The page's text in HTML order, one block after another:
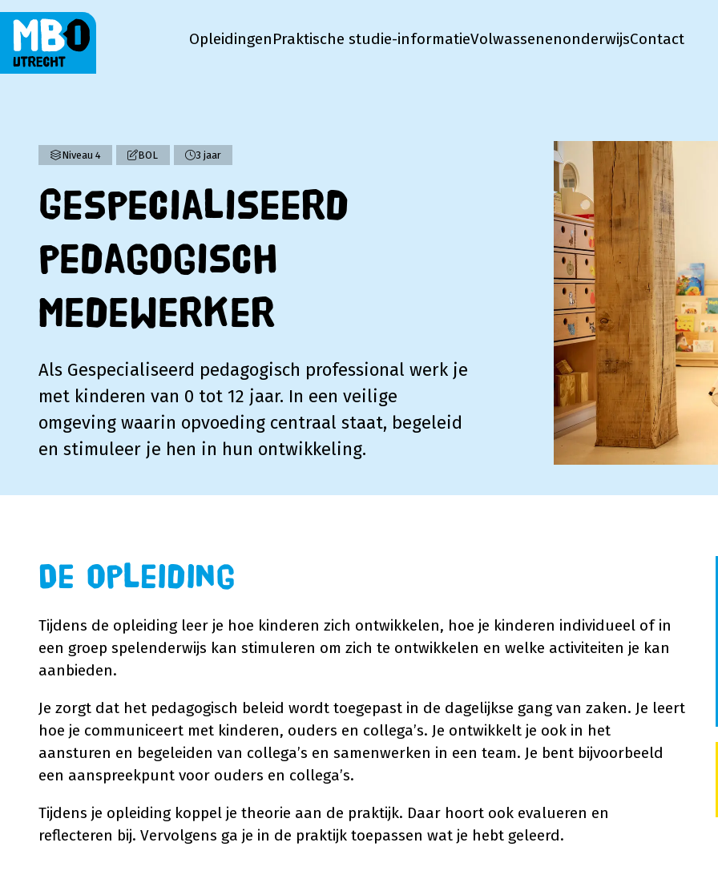
OpleidingenPraktische studie-informatieVolwassenenonderwijsContact
Niveau 4 BOL 3 jaar
Gespecialiseerd
pedagogisch
medewerker
Als Gespecialiseerd pedagogisch professional werk je
met kinderen van 0 tot 12 jaar. In een veilige
omgeving waarin opvoeding centraal staat, begeleid
en stimuleer je hen in hun ontwikkeling.
De opleiding
Tijdens de opleiding leer je hoe kinderen zich ontwikkelen, hoe je kinderen individueel of in
een groep spelenderwijs kan stimuleren om zich te ontwikkelen en welke activiteiten je kan
aanbieden.
Je zorgt dat het pedagogisch beleid wordt toegepast in de dagelijkse gang van zaken. Je leert
hoe je communiceert met kinderen, ouders en collega’s. Je ontwikkelt je ook in het
aansturen en begeleiden van collega’s en samenwerken in een team. Je bent bijvoorbeeld
een aanspreekpunt voor ouders en collega’s.
Tijdens je opleiding koppel je theorie aan de praktijk. Daar hoort ook evalueren en
reflecteren bij. Vervolgens ga je in de praktijk toepassen wat je hebt geleerd.